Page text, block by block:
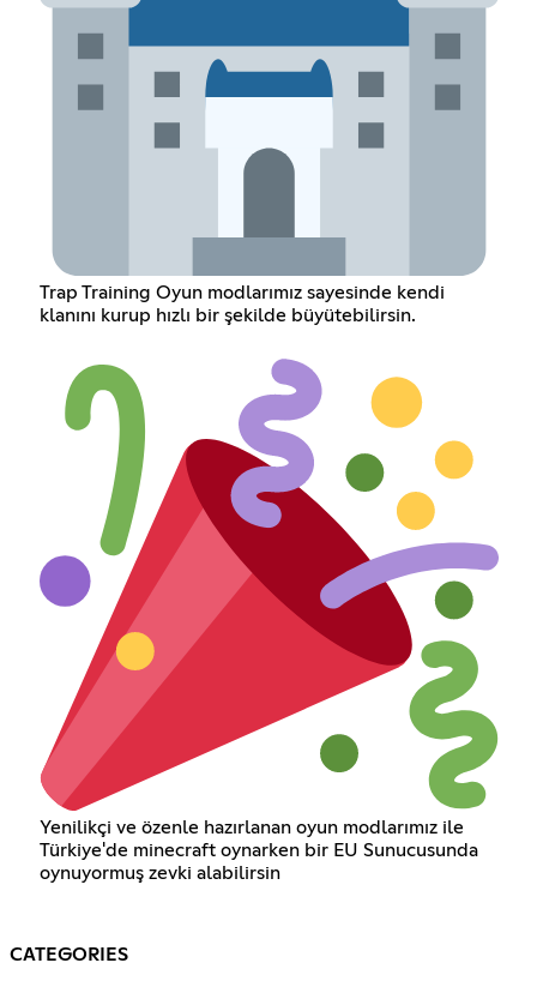
Trap Training Oyun modlarımız sayesinde kendi
klanını kurup hızlı bir şekilde büyütebilirsin.
Yenilikçi ve özenle hazırlanan oyun modlarımız ile
Türkiye'de minecraft oynarken bir EU Sunucusunda
oynuyormuş zevki alabilirsin
CATEGORIES